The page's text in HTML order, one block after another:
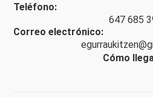
Teléfono:
647 685
Correo electrónico:
Cómo